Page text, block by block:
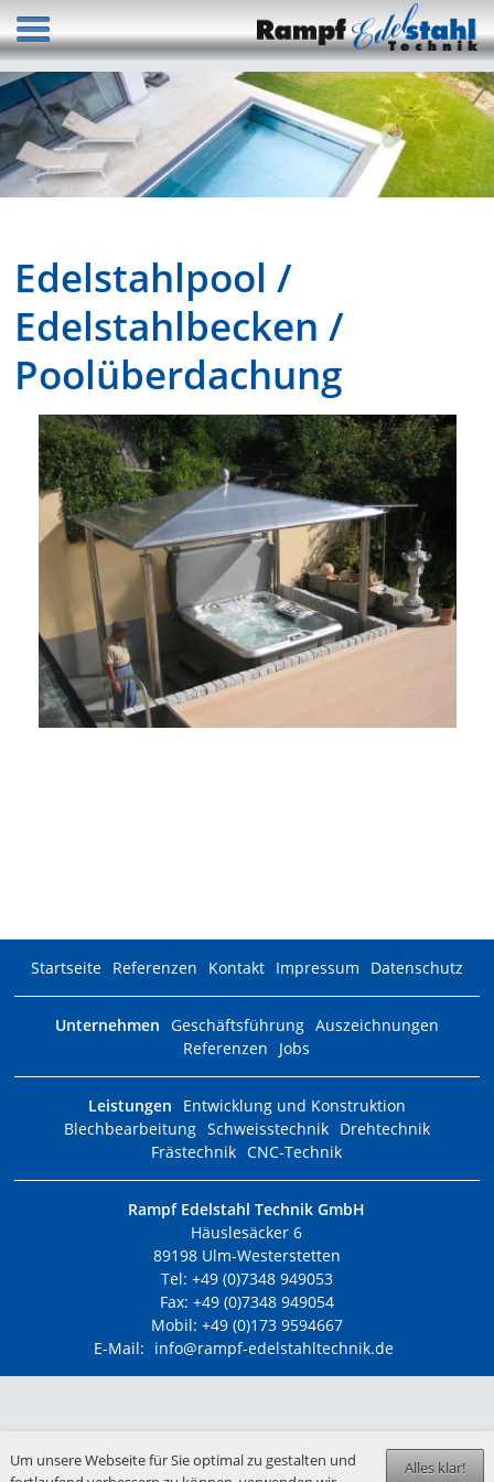
Edelstahlpool /
Edelstahlbecken /
Poolüberdachung
Startseite Referenzen Kontakt Impressum Datenschutz
Unternehmen Geschäftsführung Auszeichnungen
Referenzen
Jobs
Leistungen
Entwicklung und Konstruktion
Blechbearbeitung Schweisstechnik Drehtechnik
Frästechnik CNC-Technik
Rampf Edelstahl Technik GmbH
Häuslesäcker 6
89198 Ulm-Westerstetten
Tel: +49 (0)7348 949053
Fax: +49 (0)7348 949054
Mobil: +49 (0)173 9594667
E-Mail: info@rampf-edelstahltechnik.de
Alles klar!
Um unsere Webseite für Sie optimal zu gestalten und